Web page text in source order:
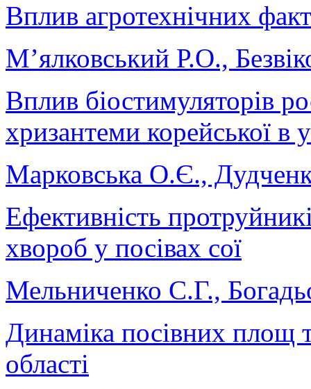
Вплив агротехнічних
М’ялковський Р.О.,
Вплив біостимуляторів
хризантеми корейської в
Марковська О.Є.,
Ефективність
хвороб у посівах сої
Мельниченко С.Г.,
Динаміка посівних площ
області